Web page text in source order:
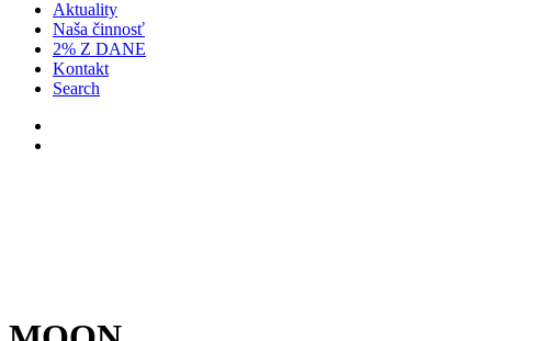
Aktuality
Naša činnosť
2% Z DANE
Kontakt
Search